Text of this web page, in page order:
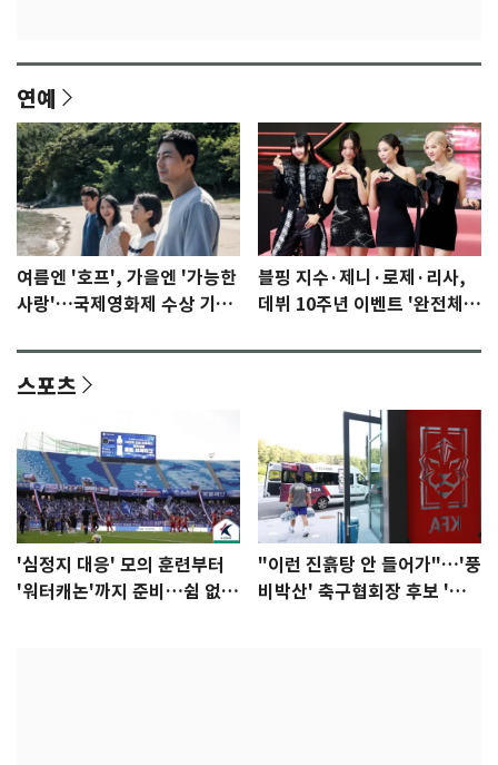
연예
여름엔 '호프', 가을엔 '가능한
사랑'…국제영화제 수상 기대
블핑 지수·제니·로제·리사,
데뷔 10주년 이벤트 '완전체'
스포츠
'심정지 대응' 모의 훈련부터
'워터캐논'까지 준비…쉼 없는
"이런 진흙탕 안 들어가"…'풍
비박산' 축구협회장 후보 '실